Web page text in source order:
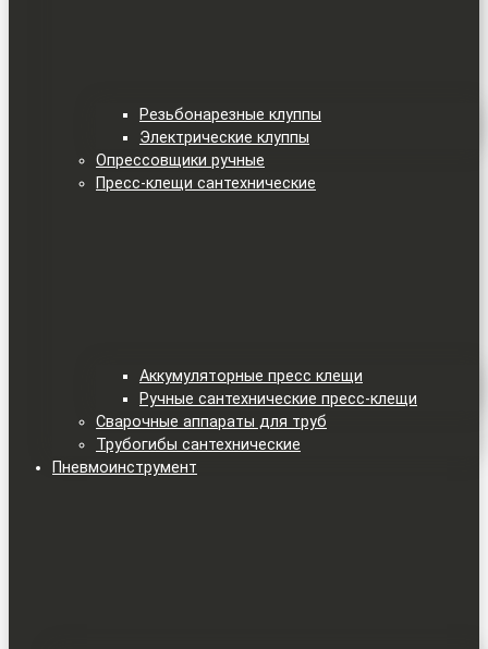
Резьбонарезные клуппы
Электрические клуппы
Опрессовщики ручные
Пресс-клещи сантехнические
Аккумуляторные пресс клещи
Ручные сантехнические пресс-клещи
Сварочные аппараты для труб
Трубогибы сантехнические
Пневмоинструмент